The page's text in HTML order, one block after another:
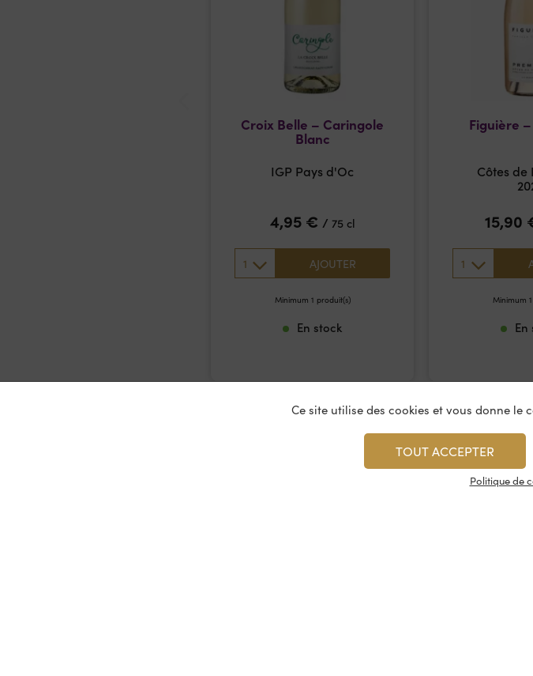
Croix Belle – Caringole
Blanc
IGP Pays d'Oc
4,95 € / 75 cl
1 AJOUTER
Minimum 1 produit(s)
En stock
Figuière
Côtes de
15,90
1
Minimum
En
Ce site utilise des cookies et vous donne
TOUT ACCEPTER
Politique de